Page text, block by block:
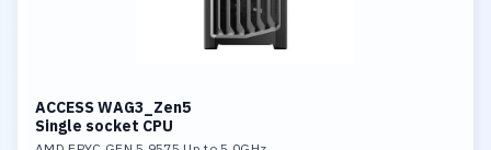
ACCESS WAG3_Zen5
Single socket CPU